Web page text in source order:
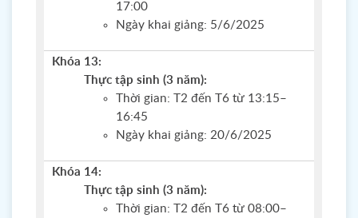
17:00
Ngày khai giảng: 5/6/2025
Khóa 13:
Thực tập sinh (3 năm):
Thời gian: T2 đến T6 từ 13:15–
16:45
Ngày khai giảng: 20/6/2025
Khóa 14:
Thực tập sinh (3 năm):
Thời gian: T2 đến T6 từ 08:00–